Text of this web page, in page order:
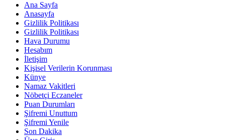
Ana Sayfa
Anasayfa
Gizlilik Politikası
Gizlilik Politikası
Hava Durumu
Hesabım
İletişim
Kişisel Verilerin Korunması
Künye
Namaz Vakitleri
Nöbetçi Eczaneler
Puan Durumları
Şifremi Unuttum
Şifremi Yenile
Son Dakika